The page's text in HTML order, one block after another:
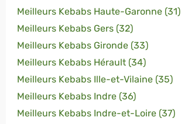
Meilleurs Kebabs Haute-Garonne (31)
Meilleurs Kebabs Gers (32)
Meilleurs Kebabs Gironde (33)
Meilleurs Kebabs Hérault (34)
Meilleurs Kebabs Ille-et-Vilaine (35)
Meilleurs Kebabs Indre (36)
Meilleurs Kebabs Indre-et-Loire (37)